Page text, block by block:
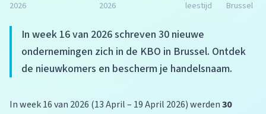
2026
2026
leestijd
Brussel
In week 16 van 2026 schreven 30 nieuwe
ondernemingen zich in de KBO in Brussel. Ontdek
de nieuwkomers en bescherm je handelsnaam.
In week 16 van 2026 (13 April – 19 April 2026) werden30